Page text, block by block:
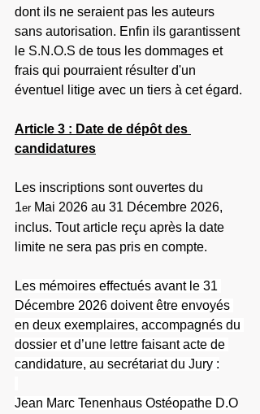
dont ils ne seraient pas les auteurs
sans autorisation. Enfin ils garantissent
le S.N.O.S de tous les dommages et
frais qui pourraient résulter d'un
éventuel litige avec un tiers à cet égard.
Article 3 : Date de dépôt des
candidatures
Les inscriptions sont ouvertes du
1er Mai 2026 au 31 Décembre 2026,
inclus. Tout article reçu après la date
limite ne sera pas pris en compte.
Les mémoires effectués avant le 31
Décembre 2026 doivent être envoyés
en deux exemplaires, accompagnés du
dossier et d’une lettre faisant acte de
candidature, au secrétariat du Jury :
Jean Marc Tenenhaus Ostéopathe D.O